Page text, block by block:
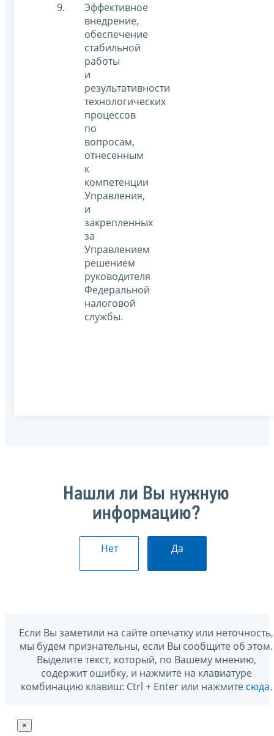
Эффективное
внедрение,
обеспечение
стабильной
работы
и
результативности
технологических
процессов
по
вопросам,
отнесенным
к
компетенции
Управления,
и
закрепленных
за
Управлением
решением
руководителя
Федеральной
налоговой
службы.
Нашли ли Вы нужную
информацию?
Нет Да
Если Вы заметили на сайте опечатку или неточность,
мы будем признательны, если Вы сообщите об этом.
Выделите текст, который, по Вашему мнению,
содержит ошибку, и нажмите на клавиатуре
комбинацию клавиш: Ctrl + Enter или нажмите сюда.
×